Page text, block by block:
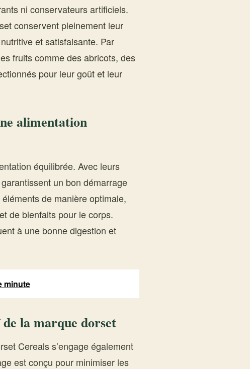
ni conservateurs artificiels.
conservent pleinement leur
et satisfaisante. Par
fruits comme des abricots, des
pour leur goût et leur
alimentation
équilibrée. Avec leurs
un bon démarrage
de manière optimale,
de bienfaits pour le corps.
à une bonne digestion et
minute
la marque dorset
Cereals s’engage également
est conçu pour minimiser les